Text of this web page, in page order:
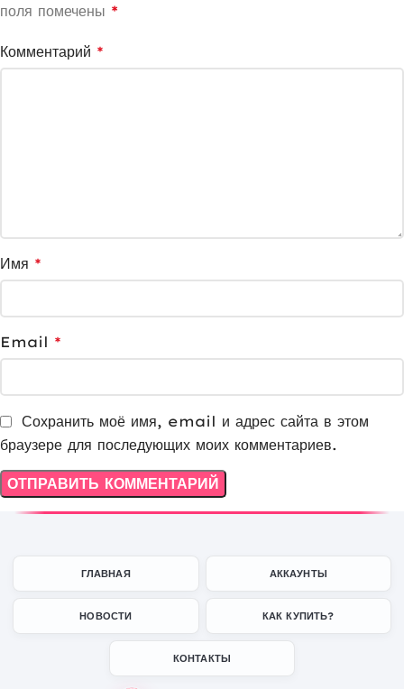
поля помечены *
Комментарий *
Имя *
Email *
Сохранить моё имя, email и адрес сайта в этом
браузере для последующих моих комментариев.
ГЛАВНАЯ АККАУНТЫ
НОВОСТИ КАК КУПИТЬ?
КОНТАКТЫ